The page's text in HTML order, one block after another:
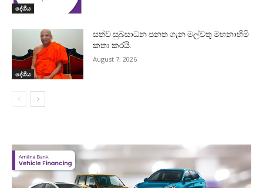
දේශීය
දේශීය
සත්ව සුබසාධන පනත ගැන මල්වතු මහනාහිමි
කතා කරයි.
August 7, 2026